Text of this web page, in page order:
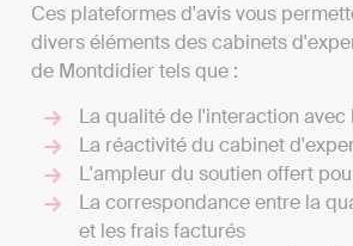
Ces plateformes d'avis vous
divers éléments des cabinets
de Montdidier tels que :
La qualité de l'interaction
La réactivité du cabinet
L'ampleur du soutien offert
La correspondance entre la
et les frais facturés